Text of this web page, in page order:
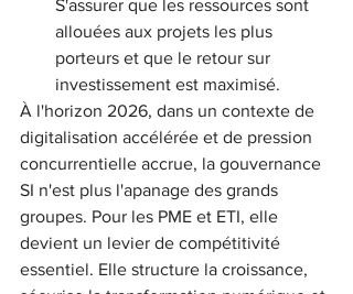
S'assurer que les ressources sont
allouées aux projets les plus
porteurs et que le retour sur
investissement est maximisé.
À l'horizon 2026, dans un contexte de
digitalisation accélérée et de pression
concurrentielle accrue, la gouvernance
SI n'est plus l'apanage des grands
groupes. Pour les PME et ETI, elle
devient un levier de compétitivité
essentiel. Elle structure la croissance,